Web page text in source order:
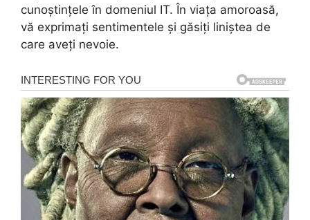
cunoștințele în domeniul IT. În viața amoroasă,
vă exprimați sentimentele și găsiți liniștea de
care aveți nevoie.